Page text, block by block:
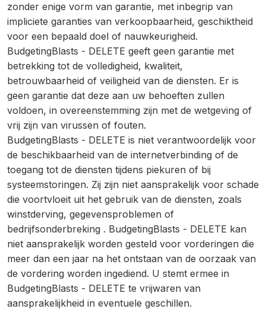
zonder enige vorm van garantie, met inbegrip van
impliciete garanties van verkoopbaarheid, geschiktheid
voor een bepaald doel of nauwkeurigheid.
BudgetingBlasts - DELETE geeft geen garantie met
betrekking tot de volledigheid, kwaliteit,
betrouwbaarheid of veiligheid van de diensten. Er is
geen garantie dat deze aan uw behoeften zullen
voldoen, in overeenstemming zijn met de wetgeving of
vrij zijn van virussen of fouten.
BudgetingBlasts - DELETE is niet verantwoordelijk voor
de beschikbaarheid van de internetverbinding of de
toegang tot de diensten tijdens piekuren of bij
systeemstoringen. Zij zijn niet aansprakelijk voor schade
die voortvloeit uit het gebruik van de diensten, zoals
winstderving, gegevensproblemen of
bedrijfsonderbreking . BudgetingBlasts - DELETE kan
niet aansprakelijk worden gesteld voor vorderingen die
meer dan een jaar na het ontstaan van de oorzaak van
de vordering worden ingediend. U stemt ermee in
BudgetingBlasts - DELETE te vrijwaren van
aansprakelijkheid in eventuele geschillen.